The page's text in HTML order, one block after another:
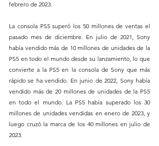
febrero de 2023.
La consola PS5 superó los 50 millones de ventas el
pasado mes de diciembre. En julio de 2021, Sony
había vendido más de 10 millones de unidades de la
PS5 en todo el mundo desde su lanzamiento, lo que
convierte a la PS5 en la consola de Sony que más
rápido se ha vendido. En junio de 2022, Sony había
vendido más de 20 millones de unidades de la PS5
en todo el mundo. La PS5 había superado los 30
millones de unidades vendidas en enero de 2023, y
luego cruzó la marca de los 40 millones en julio de
2023.